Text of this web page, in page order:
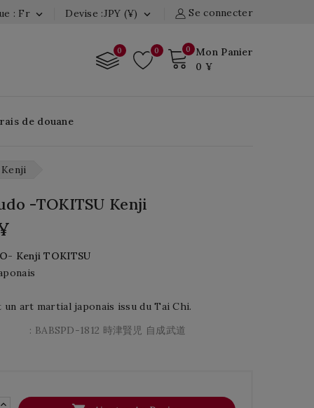
Se connecter
Devise :JPY (¥) 
: Fr 
0
Mon Panier
0 ¥
0
0
de douane
-TOKITSU Kenji
Kenji TOKITSU
un art martial japonais issu du Tai Chi.
: BABSPD-1812 時津賢児 自成武道